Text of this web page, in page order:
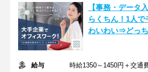
【事務・データ
らくちん！1人
わいわい⇒どっ
給与
時給1350～1450円＋交通